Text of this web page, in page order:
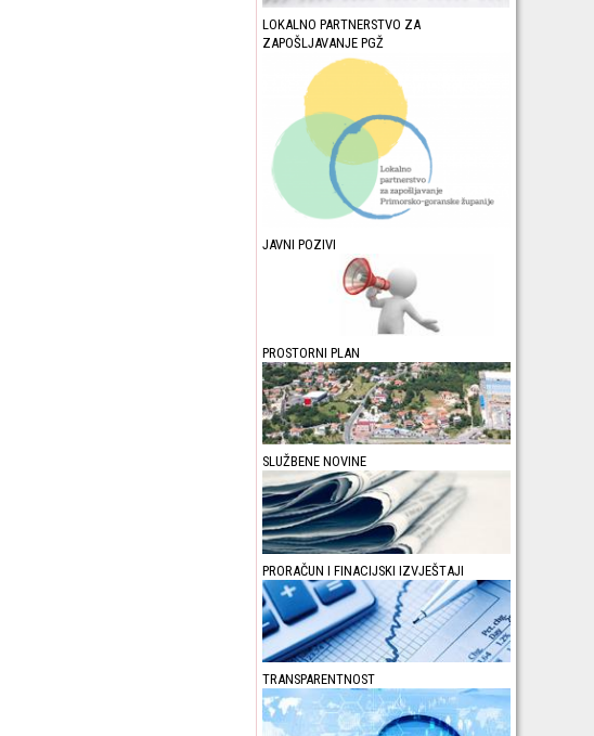
LOKALNO PARTNERSTVO ZA
ZAPOŠLJAVANJE PGŽ
JAVNI POZIVI
PROSTORNI PLAN
SLUŽBENE NOVINE
PRORAČUN I FINACIJSKI IZVJEŠTAJI
TRANSPARENTNOST